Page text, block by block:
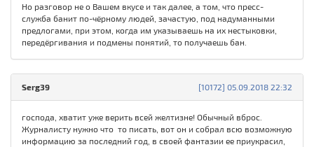
Но разговор не о Вашем вкусе и так далее, а том, что пресс-
служба банит по-чёрному людей, зачастую, под надуманными
предлогами, при этом, когда им указываешь на их нестыковки,
передёргивания и подмены понятий, то получаешь бан.
[10172] 05.09.2018 22:32
Serg39
господа, хватит уже верить всей желтизне! Обычный вброс.
Журналисту нужно что то писать, вот он и собрал всю возможную
информацию за последний год, в своей фантазии ее приукрасил,